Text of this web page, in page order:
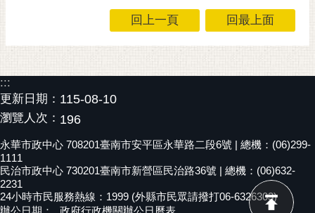
桐
花
網
導
覽
訂
回上一頁 回最上面
:::
更新日期： 115-08-10
瀏覽人次： 196
永華市政中心 708201臺南市安平區永華路二段6號 | 總機：(06)299-
1111
民治市政中心 730201臺南市新營區民治路36號 | 總機：(06)632-
2231
24小時市民服務熱線：1999 (外縣市民眾請撥打06-6326303)
辦公日期：
政府行政機關辦公日曆表